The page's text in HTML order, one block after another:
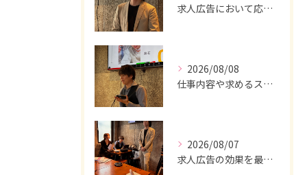
求人広告において応募者の質を大きく左右するのは、求人内容の充...
2026/08/08
仕事内容や求めるスキルを明確にし、ターゲット層に響くメッセー...
2026/08/07
求人広告の効果を最大化するために最も重要なのは、掲載タイミン...